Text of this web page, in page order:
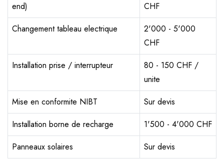
end)
CHF
Changement tableau electrique
2'000 - 5'000
CHF
Installation prise / interrupteur
80 - 150 CHF /
unite
Mise en conformite NIBT
Sur devis
Installation borne de recharge
1'500 - 4'000 CHF
Panneaux solaires
Sur devis